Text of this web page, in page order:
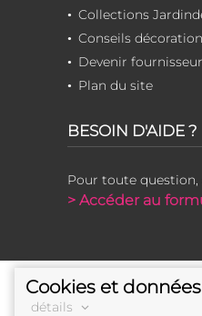
Collections
Conseils
Devenir fournisseur
Plan du site
BESOIN D'AIDE ?
Pour toute
> Accéder au
Cookies et
détails